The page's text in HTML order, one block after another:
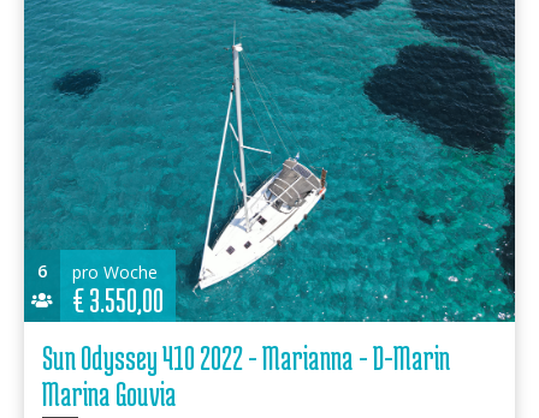
6 pro Woche
€3.550,00
Sun Odyssey 410 2022 - Marianna - D-Marin
Marina Gouvia